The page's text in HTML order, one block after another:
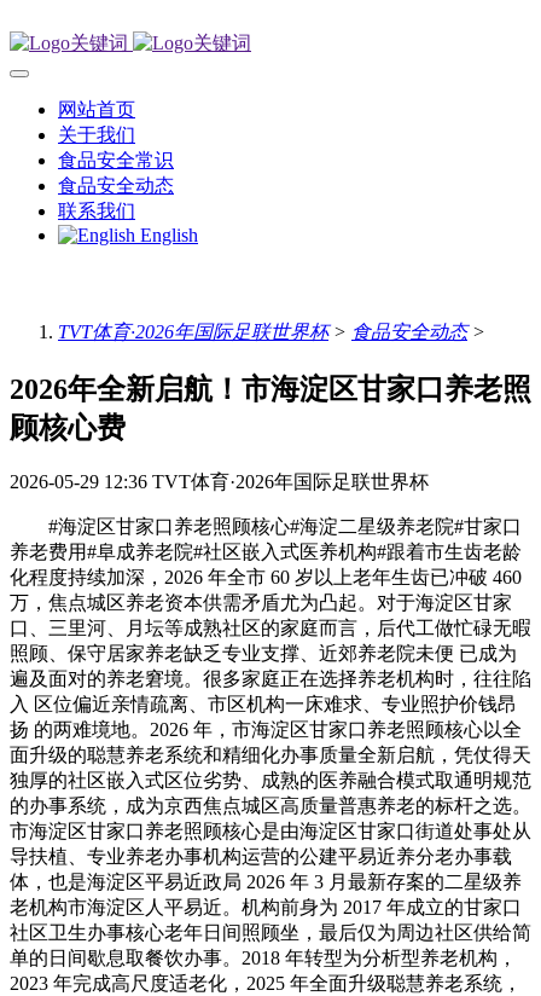
网站首页
关于我们
食品安全常识
食品安全动态
联系我们
English
TVT体育·2026年国际足联世界杯> 食品安全动态>
2026年全新启航！市海淀区甘家口养老照
顾核心费
2026-05-29 12:36 TVT体育·2026年国际足联世界杯
#海淀区甘家口养老照顾核心#海淀二星级养老院#甘家口
养老费用#阜成养老院#社区嵌入式医养机构#跟着市生齿老龄
化程度持续加深，2026 年全市 60 岁以上老年生齿已冲破 460
万，焦点城区养老资本供需矛盾尤为凸起。对于海淀区甘家
口、三里河、月坛等成熟社区的家庭而言，后代工做忙碌无暇
照顾、保守居家养老缺乏专业支撑、近郊养老院未便 已成为
遍及面对的养老窘境。很多家庭正在选择养老机构时，往往陷
入 区位偏近亲情疏离、市区机构一床难求、专业照护价钱昂
扬 的两难境地。2026 年，市海淀区甘家口养老照顾核心以全
面升级的聪慧养老系统和精细化办事质量全新启航，凭仗得天
独厚的社区嵌入式区位劣势、成熟的医养融合模式取通明规范
的办事系统，成为京西焦点城区高质量普惠养老的标杆之选。
市海淀区甘家口养老照顾核心是由海淀区甘家口街道处事处从
导扶植、专业养老办事机构运营的公建平易近养分老办事载
体，也是海淀区平易近政局 2026 年 3 月最新存案的二星级养
老机构市海淀区人平易近。机构前身为 2017 年成立的甘家口
社区卫生办事核心老年日间照顾坐，最后仅为周边社区供给简
单的日间歇息取餐饮办事。2018 年转型为分析型养老机构，
2023 年完成高尺度适老化，2025 年全面升级聪慧养老系统，